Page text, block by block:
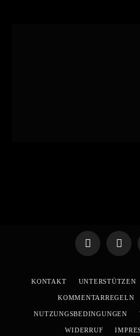
Telegram
KONTAKT UNTERSTÜTZEN
KOMMENTARREGELN
NUTZUNGSBEDINGUNGEN
WIDERRUF